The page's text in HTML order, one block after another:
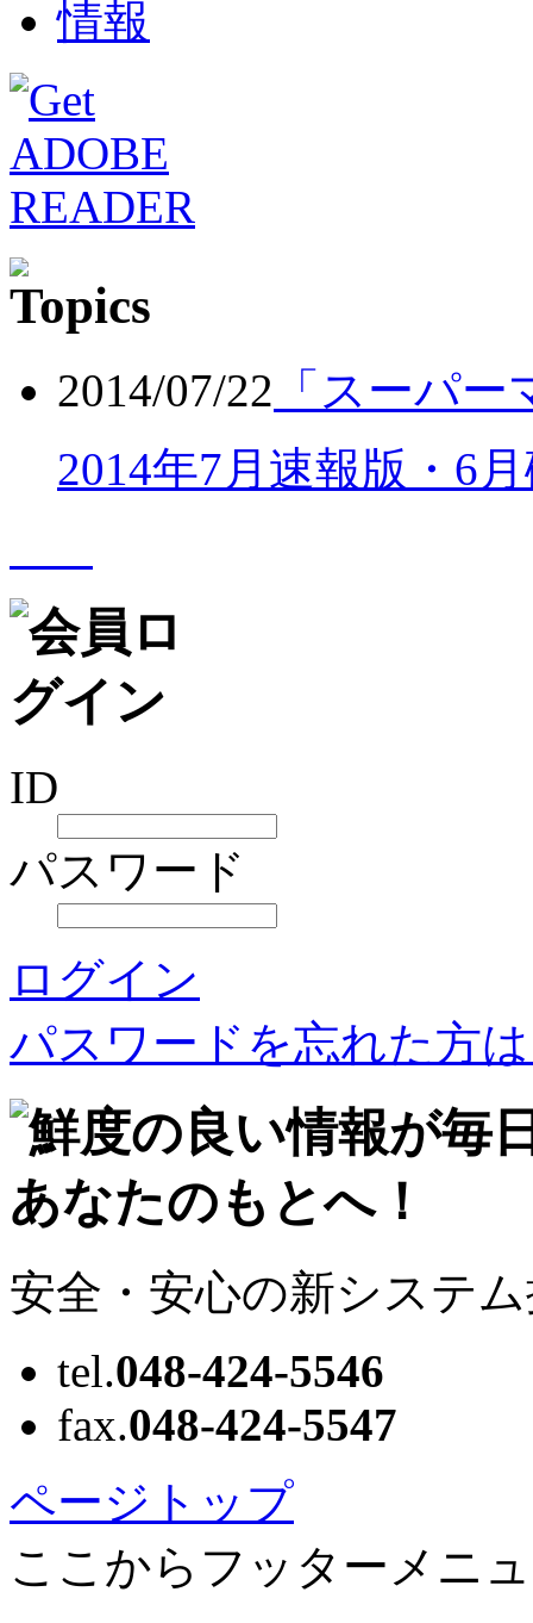
2014/07/22 「スーパ
2014年7月速報版・6
ID
パスワード
ログイン
パスワードを忘れた方
安全・安心の新システ
tel.048-424-5546
fax.048-424-5547
ページトップ
ここからフッターメニ